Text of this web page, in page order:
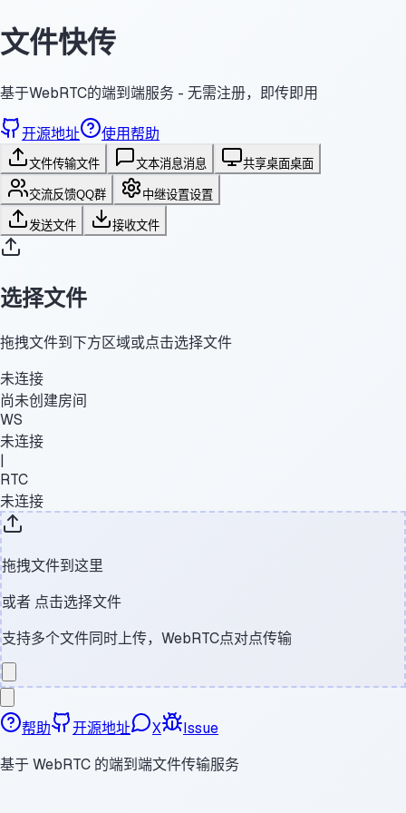
文件快传
基于WebRTC的端到端服务 - 无需注册，即传即用
开源地址 使用帮助
文件传输文件 文本消息消息 共享桌面桌面
交流反馈QQ群 中继设置设置
发送文件 接收文件
选择文件
拖拽文件到下方区域或点击选择文件
未连接
尚未创建房间
WS
未连接
|
RTC
未连接
拖拽文件到这里
或者 点击选择文件
支持多个文件同时上传，WebRTC点对点传输
帮助 开源地址 X
Issue
基于 WebRTC 的端到端文件传输服务